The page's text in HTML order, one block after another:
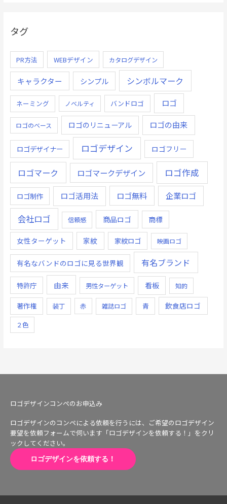
タグ
PR方法 WEBデザイン カタログデザイン
キャラクター シンプル シンボルマーク
ネーミング ノベルティ バンドロゴ ロゴ
ロゴのベース ロゴのリニューアル ロゴの由来
ロゴデザイナー ロゴデザイン ロゴフリー
ロゴマーク ロゴマークデザイン ロゴ作成
ロゴ制作 ロゴ活用法 ロゴ無料 企業ロゴ
会社ロゴ 信頼感 商品ロゴ 商標
女性ターゲット 家紋 家紋ロゴ 映画ロゴ
有名なバンドのロゴに見る世界観 有名ブランド
特許庁 由来 男性ターゲット 看板 知的
著作権 装丁 赤 雑誌ロゴ 青 飲食店ロゴ
２色
ロゴデザインコンペのお申込み
ロゴデザインのコンペによる依頼を行うには、ご希望のロゴデザイン
要望を依頼フォームで伺います「ロゴデザインを依頼する！」をクリ
ックしてください。
ロゴデザインを依頼する！